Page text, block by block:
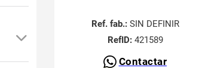
Ref. fab.:SIN DEFINIR
RefID:421589
Contactar